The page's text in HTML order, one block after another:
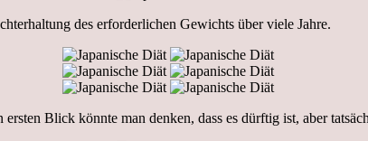
des erforderlichen Gewichts über viele Jahre.
Blick könnte man denken, dass es dürftig ist, aber